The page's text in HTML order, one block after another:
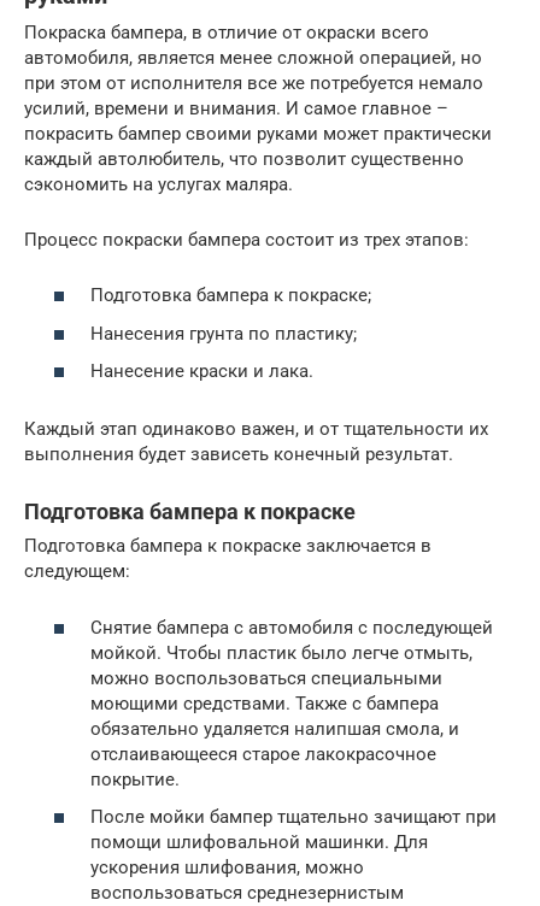
Покраска бампера, в отличие от окраски всего
автомобиля, является менее сложной операцией, но
при этом от исполнителя все же потребуется немало
усилий, времени и внимания. И самое главное –
покрасить бампер своими руками может практически
каждый автолюбитель, что позволит существенно
сэкономить на услугах маляра.
Процесс покраски бампера состоит из трех этапов:
Подготовка бампера к покраске;
Нанесения грунта по пластику;
Нанесение краски и лака.
Каждый этап одинаково важен, и от тщательности их
выполнения будет зависеть конечный результат.
Подготовка бампера к покраске
Подготовка бампера к покраске заключается в
следующем:
Снятие бампера с автомобиля с последующей
мойкой. Чтобы пластик было легче отмыть,
можно воспользоваться специальными
моющими средствами. Также с бампера
обязательно удаляется налипшая смола, и
отслаивающееся старое лакокрасочное
покрытие.
После мойки бампер тщательно зачищают при
помощи шлифовальной машинки. Для
ускорения шлифования, можно
воспользоваться среднезернистым